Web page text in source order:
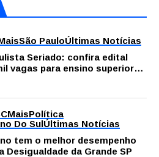
São PauloÚltimas Notícias
Seriado: confira edital
vagas para ensino superior
MaisPolítica
Do SulÚltimas Notícias
tem o melhor desempenho
Desigualdade da Grande SP